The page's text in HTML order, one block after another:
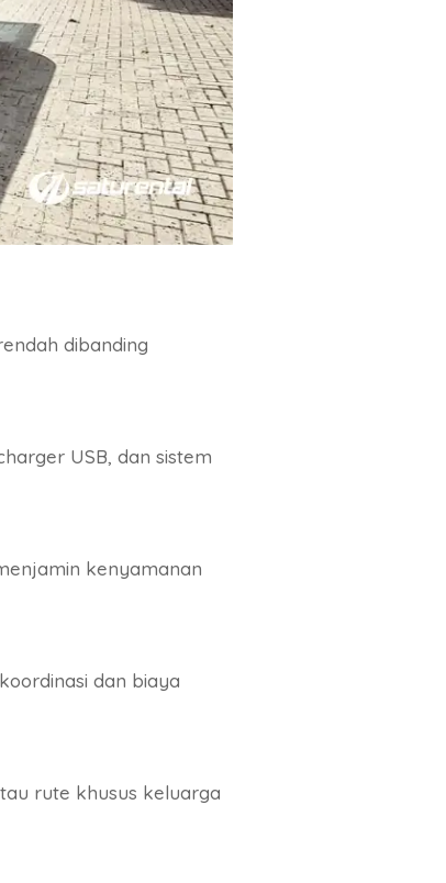
dibanding
USB, dan sistem
kenyamanan
dan biaya
rute khusus keluarga